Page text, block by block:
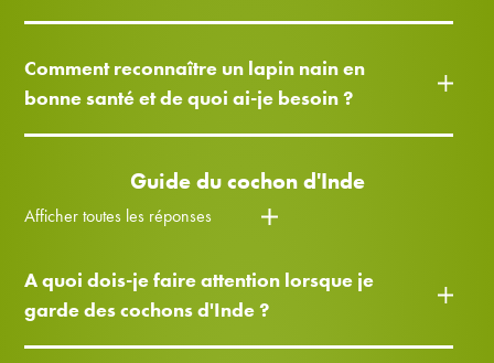
Comment reconnaître un lapin nain en
bonne santé et de quoi ai-je besoin ?
Guide du cochon d'Inde
Afficher toutes les réponses
A quoi dois-je faire attention lorsque je
garde des cochons d'Inde ?